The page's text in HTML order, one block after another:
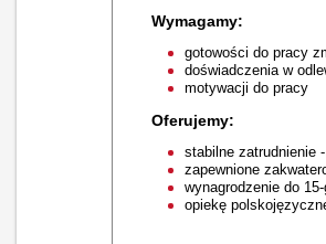
Wymagamy:
gotowości do pracy
doświadczenia w
motywacji do pracy
Oferujemy:
stabilne zatrudnienie
zapewnione
wynagrodzenie do
opiekę